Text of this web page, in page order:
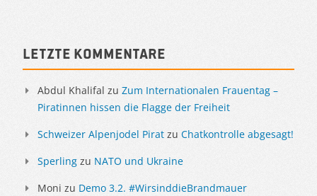
Letzte Kommentare
Abdul Khalifal zu Zum Internationalen Frauentag –
Piratinnen hissen die Flagge der Freiheit
Schweizer Alpenjodel Pirat zu Chatkontrolle abgesagt!
Sperling zu NATO und Ukraine
Moni zu Demo 3.2. #WirsinddieBrandmauer